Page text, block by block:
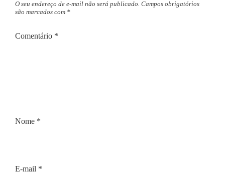
O seu endereço de e-mail não será publicado. Campos obrigatórios
são marcados com *
Comentário *
Nome *
E-mail *